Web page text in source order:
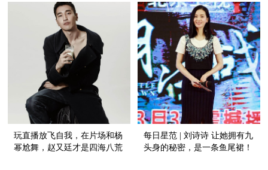
玩直播放飞自我，在片场和杨
幂尬舞，赵又廷才是四海八荒
每日星范 | 刘诗诗 让她拥有九
头身的秘密，是一条鱼尾裙！